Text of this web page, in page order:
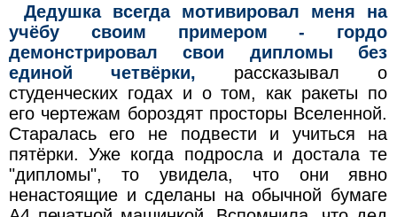
Дедушка всегда мотивировал меня на
учёбу своим примером - гордо
демонстрировал свои дипломы без
единой четвёрки, рассказывал о
студенческих годах и о том, как ракеты по
его чертежам бороздят просторы Вселенной.
Старалась его не подвести и учиться на
пятёрки. Уже когда подросла и достала те
"дипломы", то увидела, что они явно
ненастоящие и сделаны на обычной бумаге